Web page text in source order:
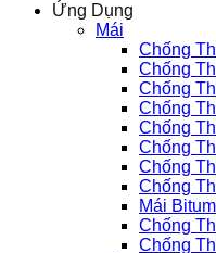
Ứng Dụng
Mái
Chống
Chống
Chống
Chống
Chống
Chống
Chống
Chống
Mái
Chống
Chống